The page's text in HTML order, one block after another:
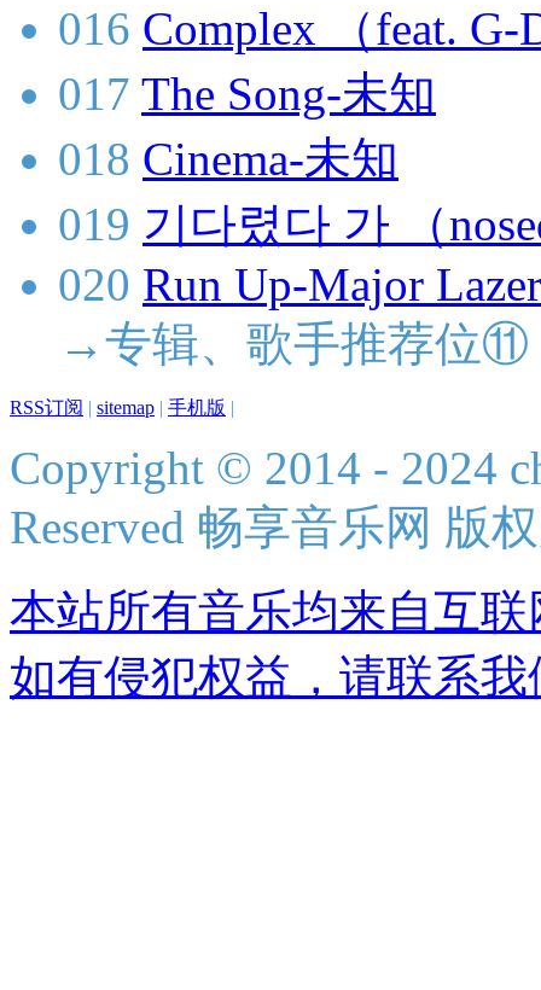
016 Complex （feat.
017 The Song-未知
018 Cinema-未知
019 기다렸다 가 （
020 Run Up-Major
→专辑、歌手推荐位⑪
RSS订阅 | sitemap | 手机版 |
Copyright © 2014 - 2024
Reserved 畅享音乐网 版
本站所有音乐均来自互
如有侵犯权益，请联系